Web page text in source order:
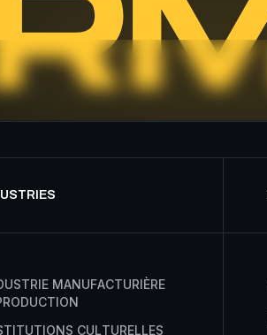
USTRIE MANUFACTURIÈRE
RODUCTION
TITUTIONS CULTURELLES